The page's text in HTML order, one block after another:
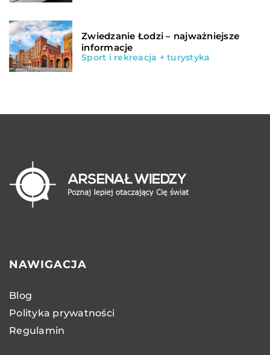
Zwiedzanie Łodzi – najważniejsze
informacje
Sport i rekreacja + turystyka
NAWIGACJA
Blog
Polityka prywatności
Regulamin